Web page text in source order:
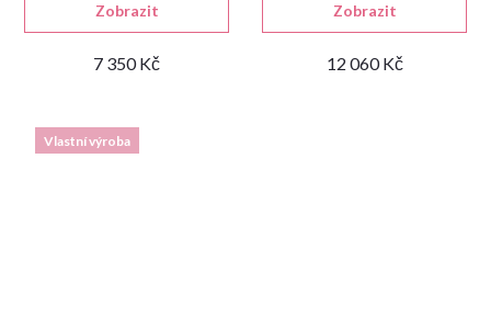
7 350 Kč
Zobrazit
12 060 Kč
Zobrazit
Vlastní výroba